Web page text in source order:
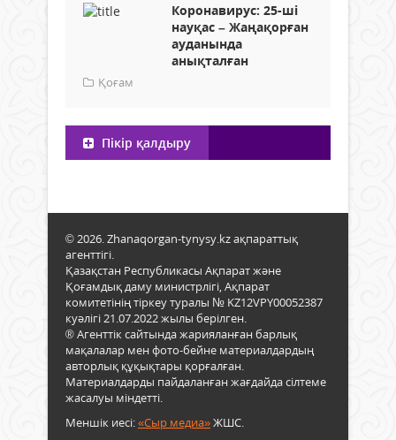
Коронавирус: 25-ші
науқас – Жаңақорған
ауданында
анықталған
Қоғам
Пікір қалдыру
© 2026. Zhanaqorgan-tynysy.kz ақпараттық
агенттігі.
Қазақстан Республикасы Ақпарат және
Қоғамдық даму министрлігі, Ақпарат
комитетінің тіркеу туралы № KZ12VPY00052387
куәлігі 21.07.2022 жылы берілген.
® Агенттік сайтында жарияланған барлық
мақалалар мен фото-бейне материалдардың
авторлық құқықтары қорғалған.
Материалдарды пайдаланған жағдайда сілтеме
жасалуы міндетті.
Меншік иесі:«Сыр медиа»ЖШС.